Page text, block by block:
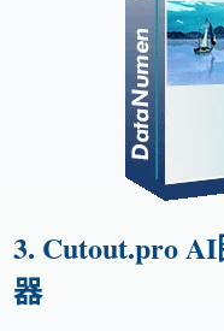
3. Cutout.pro
器